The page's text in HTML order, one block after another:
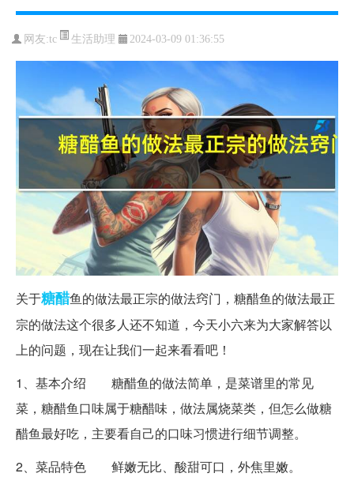
网友:tc 生活助理 2024-03-09 01:36:55
关于糖醋鱼的做法最正宗的做法窍门，糖醋鱼的做法最正
宗的做法这个很多人还不知道，今天小六来为大家解答以
上的问题，现在让我们一起来看看吧！
1、基本介绍 糖醋鱼的做法简单，是菜谱里的常见
菜，糖醋鱼口味属于糖醋味，做法属烧菜类，但怎么做糖
醋鱼最好吃，主要看自己的口味习惯进行细节调整。
2、菜品特色 鲜嫩无比、酸甜可口，外焦里嫩。